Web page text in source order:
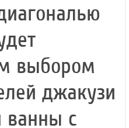
выбором
джакузи
ванны с